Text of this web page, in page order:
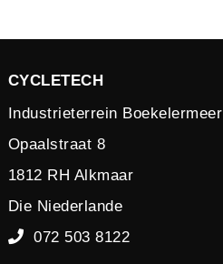
CYCLETECH
Industrieterrein Boekelermeer
Opaalstraat 8
1812 RH Alkmaar
Die Niederlande
072 503 8122